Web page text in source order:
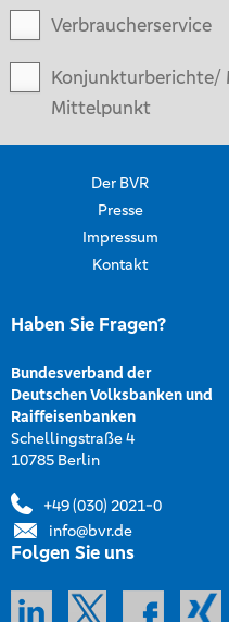
Verbraucherservice
Konjunkturberichte/
Mittelpunkt
Der BVR
Presse
Impressum
Kontakt
Haben Sie Fragen?
Bundesverband der
Deutschen Volksbanken und
Raiffeisenbanken
Schellingstraße 4
10785 Berlin
+49 (030) 2021-0
info@bvr.de
Folgen Sie uns